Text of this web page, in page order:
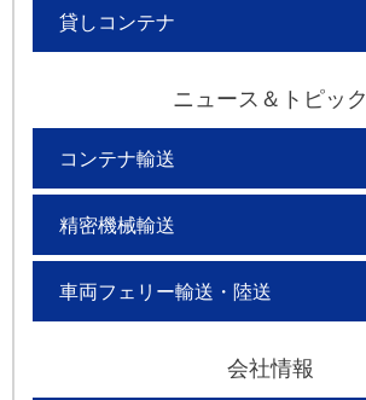
貸しコンテナ
ニュース＆トピック
コンテナ輸送
精密機械輸送
車両フェリー輸送・陸送
会社情報